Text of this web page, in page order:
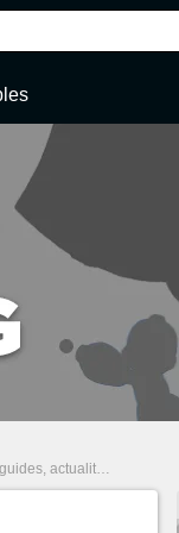
actualités, infos